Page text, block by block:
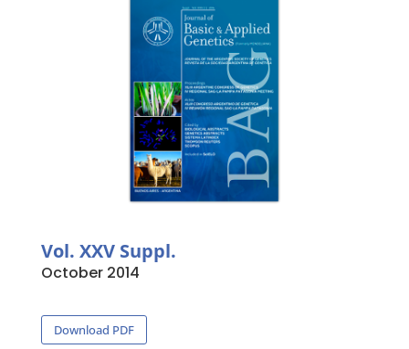
Vol. XXV Suppl.
October 2014
Download PDF